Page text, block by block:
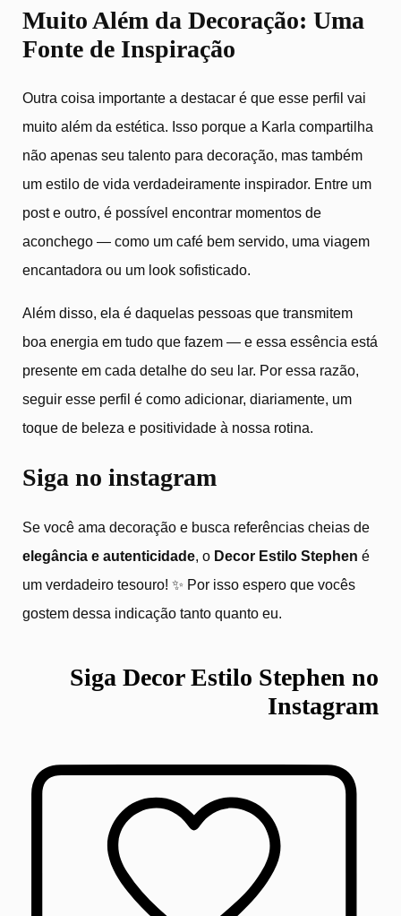
Muito Além da Decoração: Uma
Fonte de Inspiração
Outra coisa importante a destacar é que esse perfil vai
muito além da estética. Isso porque a Karla compartilha
não apenas seu talento para decoração, mas também
um estilo de vida verdadeiramente inspirador. Entre um
post e outro, é possível encontrar momentos de
aconchego — como um café bem servido, uma viagem
encantadora ou um look sofisticado.
Além disso, ela é daquelas pessoas que transmitem
boa energia em tudo que fazem — e essa essência está
presente em cada detalhe do seu lar. Por essa razão,
seguir esse perfil é como adicionar, diariamente, um
toque de beleza e positividade à nossa rotina.
Siga no instagram
Se você ama decoração e busca referências cheias de
elegância e autenticidade, o Decor Estilo Stephen é
um verdadeiro tesouro! ✨ Por isso espero que vocês
gostem dessa indicação tanto quanto eu.
Siga Decor Estilo Stephen no
Instagram